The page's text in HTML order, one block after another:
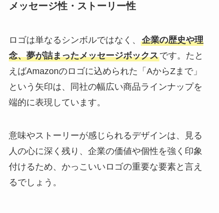
メッセージ性・ストーリー性
ロゴは単なるシンボルではなく、 企業の歴史や理
念、夢が詰まったメッセージボックスです。たと
えばAmazonのロゴに込められた「AからZまで」
という矢印は、同社の幅広い商品ラインナップを
端的に表現しています。
意味やストーリーが感じられるデザインは、見る
人の心に深く残り、企業の価値や個性を強く印象
付けるため、かっこいいロゴの重要な要素と言え
るでしょう。